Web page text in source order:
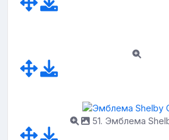
51. Эмблема